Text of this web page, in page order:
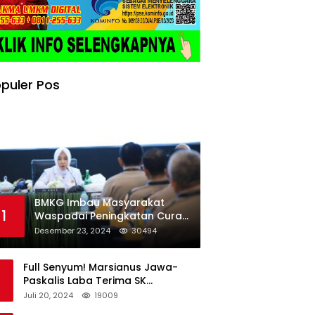
Pos
1
BMKG Imbau Masyarakat
Waspadai Peningkatan Curah
Hujan Menjelang Libur Natal
Desember 23, 2024 30494
Full Senyum! Marsianus Jawa-
Paskalis Laba Terima SK
Dukungan Resmi Untuk Pilkada
Juli 20, 2024 19009